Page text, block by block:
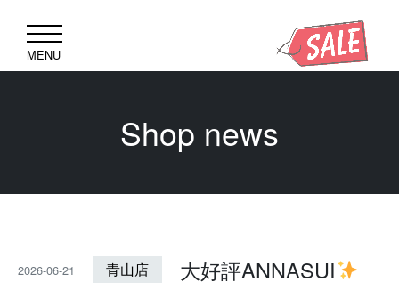
MENU
Shop news
2026-06-21 青山店 大好評ANNASUI